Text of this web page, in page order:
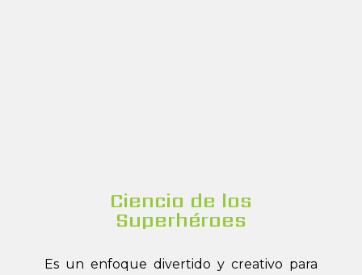
Ciencia de los
Superhéroes
Es un enfoque divertido y creativo para